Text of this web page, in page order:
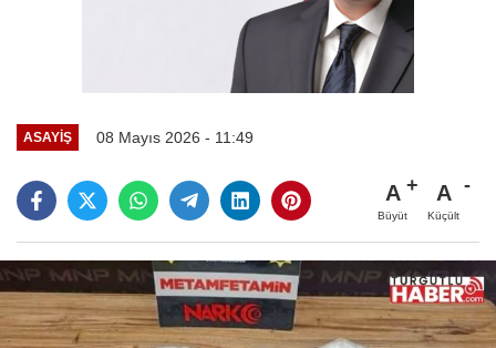
ASAYİŞ 08 Mayıs 2026 - 11:49
A
Büyüt
A
Küçült